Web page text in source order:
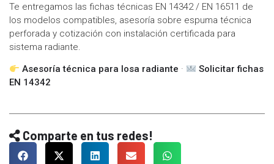
Te entregamos las fichas técnicas EN 14342 / EN 16511 de
los modelos compatibles, asesoría sobre espuma técnica
perforada y cotización con instalación certificada para
sistema radiante.
Asesoría técnica para losa radiante ·
Solicitar fichas
EN 14342
Comparte en tus redes!